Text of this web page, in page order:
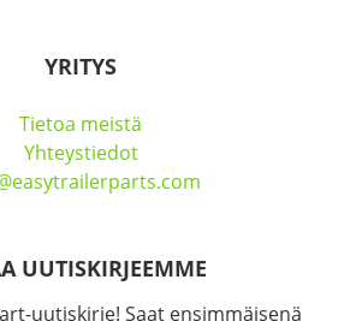
YRITYS
Tietoa meistä
Yhteystiedot
UUTISKIRJEEMME
uutiskirje! Saat ensimmäisenä